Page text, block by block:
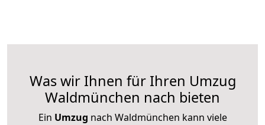
Was wir Ihnen für Ihren Umzug
Waldmünchen nach bieten
Ein Umzug nach Waldmünchen kann viele